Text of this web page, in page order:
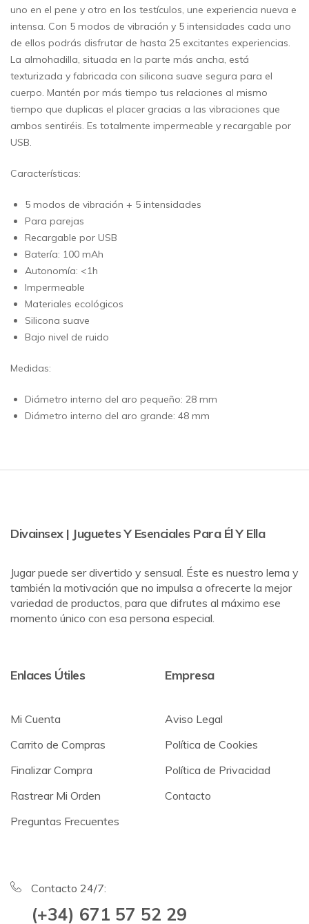
uno en el pene y otro en los testículos, une experiencia nueva e
intensa. Con 5 modos de vibración y 5 intensidades cada uno
de ellos podrás disfrutar de hasta 25 excitantes experiencias.
La almohadilla, situada en la parte más ancha, está
texturizada y fabricada con silicona suave segura para el
cuerpo. Mantén por más tiempo tus relaciones al mismo
tiempo que duplicas el placer gracias a las vibraciones que
ambos sentiréis. Es totalmente impermeable y recargable por
USB.
Características:
5 modos de vibración + 5 intensidades
Para parejas
Recargable por USB
Batería: 100 mAh
Autonomía: <1h
Impermeable
Materiales ecológicos
Silicona suave
Bajo nivel de ruido
Medidas:
Diámetro interno del aro pequeño: 28 mm
Diámetro interno del aro grande: 48 mm
Divainsex | Juguetes Y Esenciales Para Él Y Ella
Jugar puede ser divertido y sensual. Éste es nuestro lema y
también la motivación que no impulsa a ofrecerte la mejor
variedad de productos, para que difrutes al máximo ese
momento único con esa persona especial.
Enlaces Útiles
Mi Cuenta
Carrito de Compras
Finalizar Compra
Rastrear Mi Orden
Preguntas Frecuentes
Empresa
Aviso Legal
Política de Cookies
Política de Privacidad
Contacto
Contacto 24/7:
(+34) 671 57 52 29